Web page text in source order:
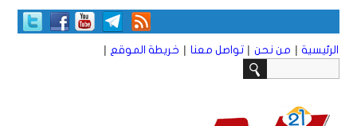
الرئيسية | من نحن | تواصل معنا | خريطة الموقع |